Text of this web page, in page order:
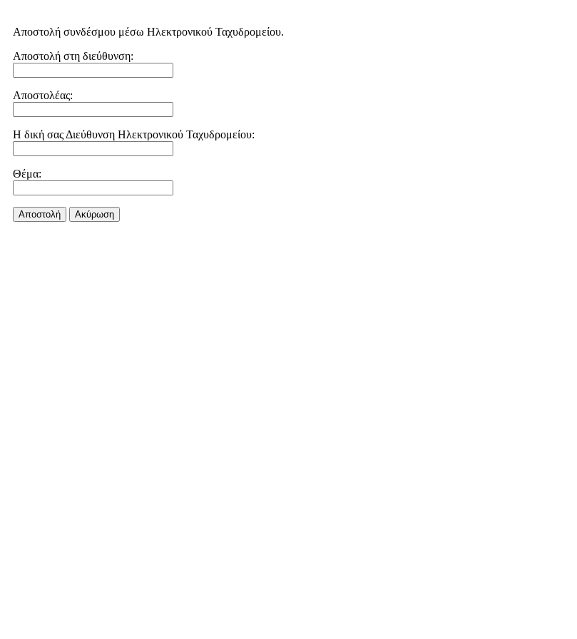
Αποστολή συνδέσμου μέσω Ηλεκτρονικού Ταχυδρομείου.
Αποστολή στη διεύθυνση:
Αποστολέας:
Η δική σας Διεύθυνση Ηλεκτρονικού Ταχυδρομείου:
Θέμα:
Αποστολή Aκύρωση